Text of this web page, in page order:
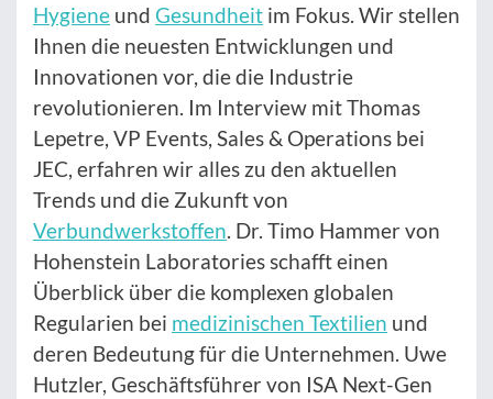
Hygiene und Gesundheit im Fokus. Wir stellen
Ihnen die neuesten Entwicklungen und
Innovationen vor, die die Industrie
revolutionieren. Im Interview mit Thomas
Lepetre, VP Events, Sales & Operations bei
JEC, erfahren wir alles zu den aktuellen
Trends und die Zukunft von
Verbundwerkstoffen. Dr. Timo Hammer von
Hohenstein Laboratories schafft einen
Überblick über die komplexen globalen
Regularien bei medizinischen Textilien und
deren Bedeutung für die Unternehmen. Uwe
Hutzler, Geschäftsführer von ISA Next-Gen